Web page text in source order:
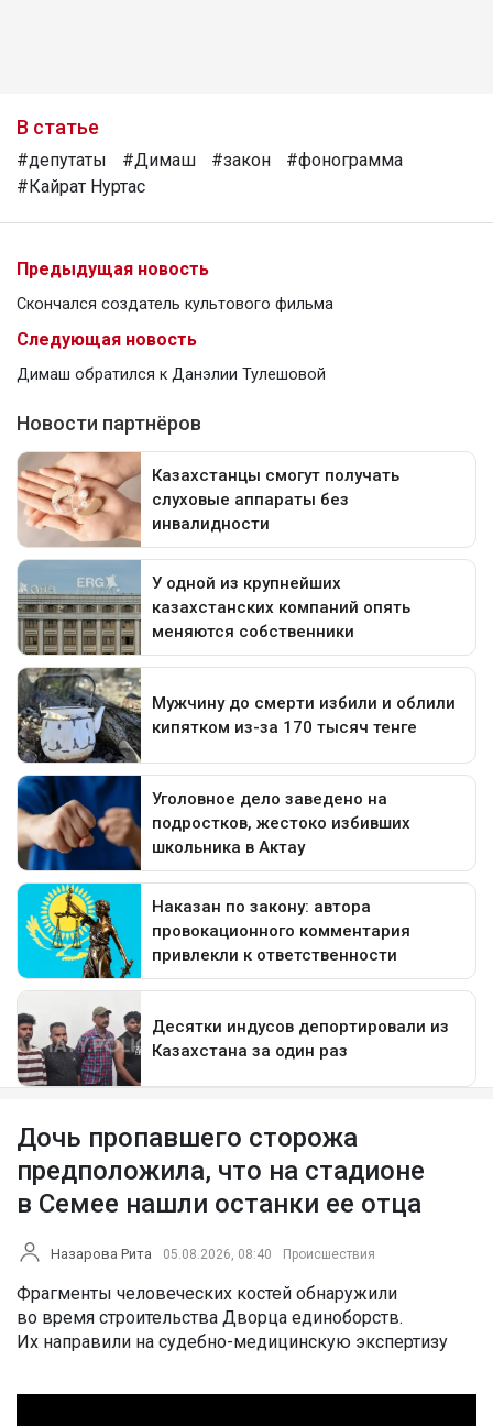
В статье
#депутаты #Димаш #закон
#фонограмма
#Кайрат Нуртас
Предыдущая новость
Скончался создатель культового фильма
Следующая новость
Димаш обратился к Данэлии Тулешовой
Дочь пропавшего сторожа
предположила, что на стадионе
в Семее нашли останки ее отца
Назарова Рита 05.08.2026, 08:40 Происшествия
Фрагменты человеческих костей обнаружили
во время строительства Дворца единоборств.
Их направили на судебно-медицинскую экспертизу